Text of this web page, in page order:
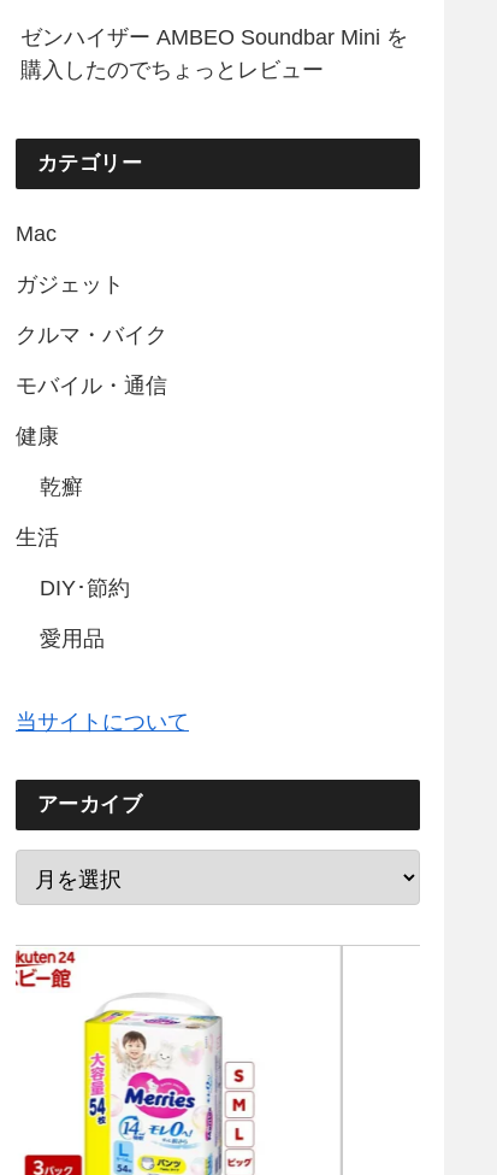
ゼンハイザー AMBEO Soundbar Mini を
購入したのでちょっとレビュー
カテゴリー
Mac
ガジェット
クルマ・バイク
モバイル・通信
健康
乾癬
生活
DIY･節約
愛用品
当サイトについて
アーカイブ